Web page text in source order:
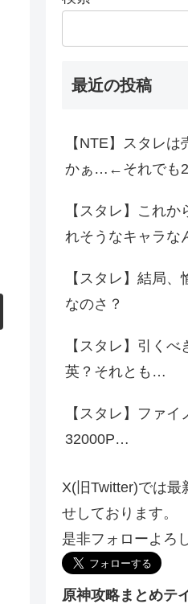
最近の投稿
【NTE】スタレ
かぁ…←それでも2
【スタレ】これ
れそうなキャラな
【スタレ】結局
なのさ？
【スタレ】引く
英？それとも…
【スタレ】ファ
32000P…
X(旧Twitter)では最
せしております。
是非フォローよろ
原神攻略まとめテ